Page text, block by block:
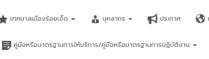
เทศบาลเมืองร้อยเอ็ด บุคลากร ประกาศ
คู่มือหรือมาตรฐานการให้บริการ/คู่มือหรือมาตรฐานการปฏิบัติงาน